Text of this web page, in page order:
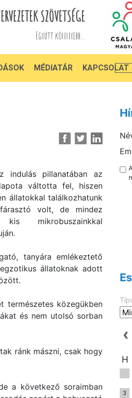
SZÖVETSÉGE
Együtt könnyebb...
MÉDIATÁR KAPCSOLAT
indulás pillanatában az
váltotta fel, hiszen
állatokkal találkozhatunk
volt, de mindez
mikrobuszainkkal
tanyára emlékeztető
állatoknak adott
természetes közegükben
és nem utolsó sorban
ránk mászni, csak hogy
a következő soraimban
H
3